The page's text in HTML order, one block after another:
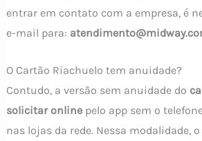
entrar em contato com a empresa, é
e-mail para:
O Cartão Riachuelo tem anuidade?
Contudo, a versão sem anuidade do
solicitar onlinepelo app sem o
nas lojas da rede. Nessa modalidade,